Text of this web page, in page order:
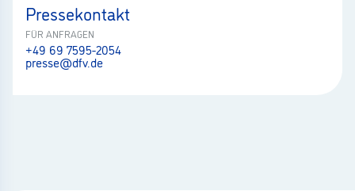
Pressekontakt
FÜR ANFRAGEN
+49 69 7595-2054
presse@dfv.de